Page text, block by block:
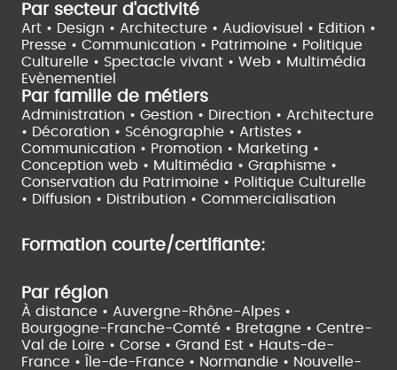
Par secteur d'activité
Art • Design • Architecture • Audiovisuel • Edition •
Presse • Communication • Patrimoine • Politique
Culturelle • Spectacle vivant • Web • Multimédia
Evènementiel
Par famille de métiers
Administration • Gestion • Direction • Architecture
• Décoration • Scénographie • Artistes •
Communication • Promotion • Marketing •
Conception web • Multimédia • Graphisme •
Conservation du Patrimoine • Politique Culturelle
• Diffusion • Distribution • Commercialisation
Formation courte/certifiante:
Par région
À distance • Auvergne-Rhône-Alpes •
Bourgogne-Franche-Comté • Bretagne • Centre-
Val de Loire • Corse • Grand Est • Hauts-de-
France •
Île-de-France • Normandie • Nouvelle-